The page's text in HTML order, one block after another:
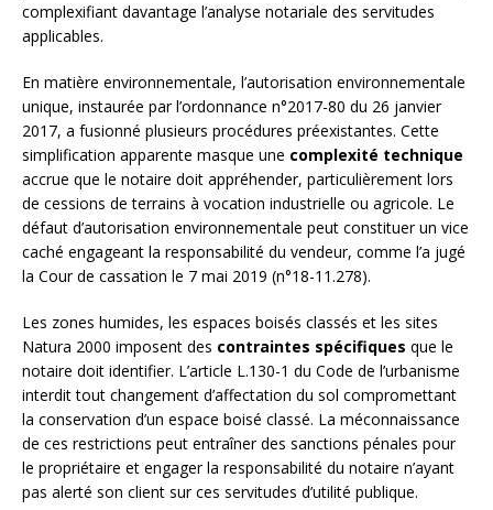
complexifiant davantage l’analyse notariale des servitudes
applicables.
En matière environnementale, l’autorisation environnementale
unique, instaurée par l’ordonnance n°2017-80 du 26 janvier
2017, a fusionné plusieurs procédures préexistantes. Cette
simplification apparente masque une complexité technique
accrue que le notaire doit appréhender, particulièrement lors
de cessions de terrains à vocation industrielle ou agricole. Le
défaut d’autorisation environnementale peut constituer un vice
caché engageant la responsabilité du vendeur, comme l’a jugé
la Cour de cassation le 7 mai 2019 (n°18-11.278).
Les zones humides, les espaces boisés classés et les sites
Natura 2000 imposent des contraintes spécifiques que le
notaire doit identifier. L’article L.130-1 du Code de l’urbanisme
interdit tout changement d’affectation du sol compromettant
la conservation d’un espace boisé classé. La méconnaissance
de ces restrictions peut entraîner des sanctions pénales pour
le propriétaire et engager la responsabilité du notaire n’ayant
pas alerté son client sur ces servitudes d’utilité publique.